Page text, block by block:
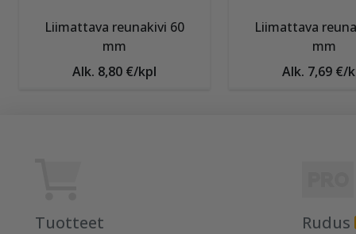
Liimattava reunakivi 60
mm
Alk. 8,80 €/kpl
Liimattava
mm
Alk. 7,69 €/
Tuotteet Rudus